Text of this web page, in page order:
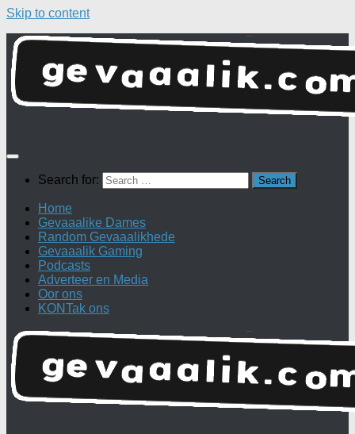
Skip to content
Search for:
Home
Gevaaalike Dames
Random Gevaaalikhede
Gevaaalik Gaming
Podcasts
Adverteer en Media
Oor ons
KONTak ons